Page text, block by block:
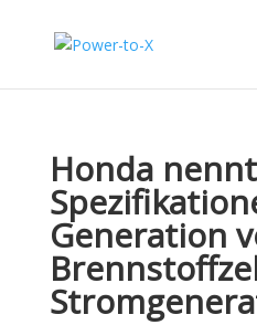
Honda nennt
Generation